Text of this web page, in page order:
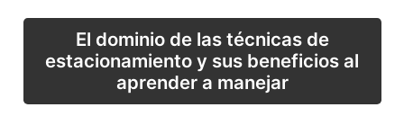
El dominio de las técnicas​ de
estacionamiento y sus beneficios al
aprender a manejar